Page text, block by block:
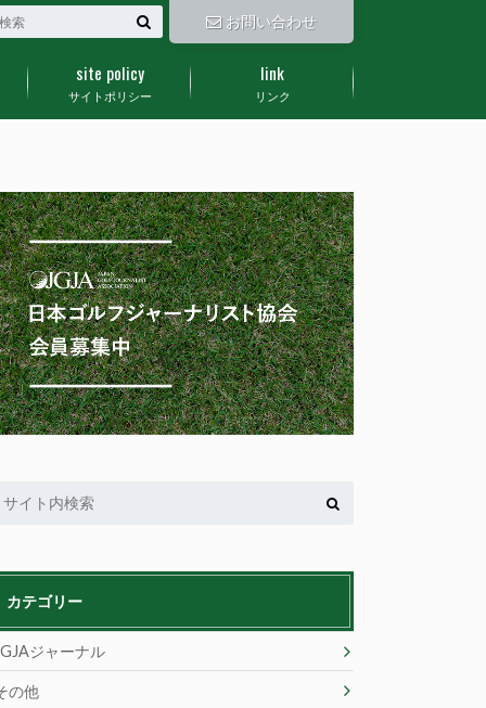
お問い合わせ
サイトポリシー
site policy
リンク
link
カテゴリー
ジャーナル
の他